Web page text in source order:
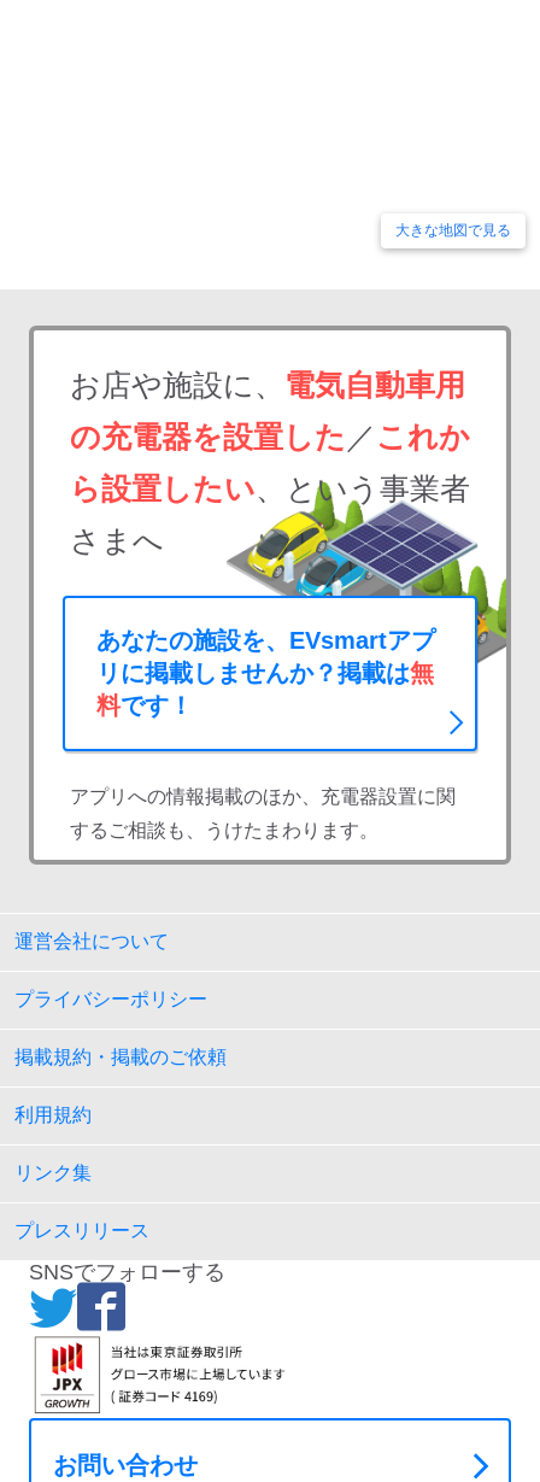
大きな地図で見る
お店や施設に、 電気自動車用
の充電器を設置した ／ これか
ら設置したい、という事業者
さまへ
あなたの施設を、EVsmartアプ
リに掲載しませんか？掲載は無
料です！
アプリへの情報掲載のほか、充電器設置に関
するご相談も、うけたまわります。
運営会社について
プライバシーポリシー
掲載規約・掲載のご依頼
利用規約
リンク集
プレスリリース
SNSでフォローする
お問い合わせ